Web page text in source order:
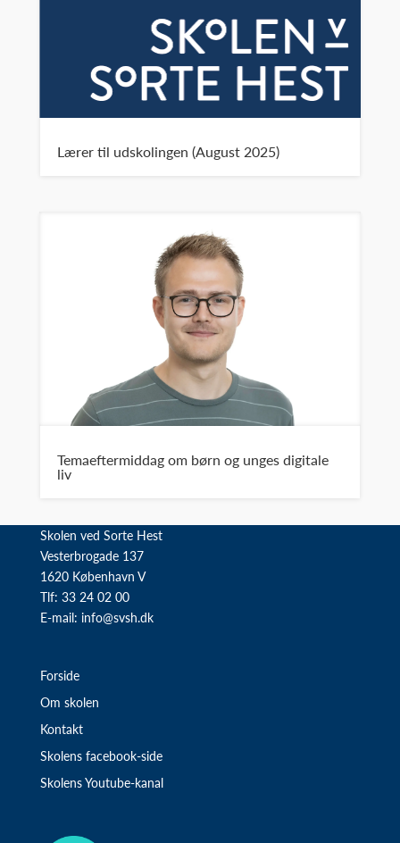
Lærer til udskolingen (August 2025)
Temaeftermiddag om børn og unges digitale
liv
Skolen ved Sorte Hest
Vesterbrogade 137
1620 København V
Tlf: 33 24 02 00
E-mail: info@svsh.dk
Forside
Om skolen
Kontakt
Skolens facebook-side
Skolens Youtube-kanal